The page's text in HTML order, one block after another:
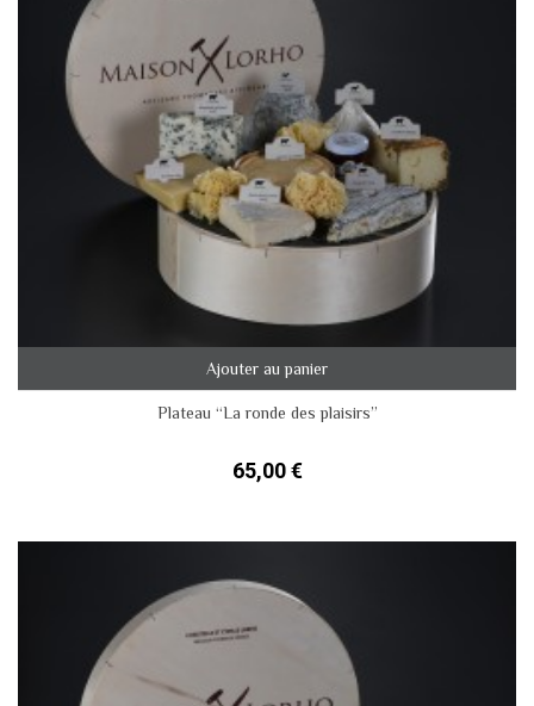
Ajouter au panier
Plateau “La ronde des plaisirs”
65,00 €